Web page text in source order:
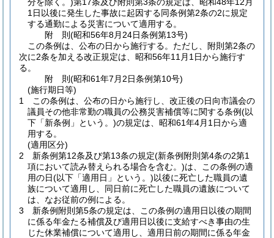
1日以後に発生した事故に起因する同条例第2条の2に規定
する通勤による災害について適用する。
附 則(昭和56年8月24日条例第13号)
この条例は、公布の日から施行する。 ただし、附則第2条の
次に2条を加える改正規定は、昭和56年11月1日から施行す
る。
附 則(昭和61年7月2日条例第10号)
(施行期日等)
1
この条例は、公布の日から施行し、改正後の日向市議会の
議員その他非常勤の職員の公務災害補償等に関する条例(以
下「新条例」という。)の規定は、昭和61年4月1日から適
用する。
(適用区分)
2
新条例第12条及び第13条の規定(新条例附則第4条の2第1
項において読み替えられる場合を含む。)は、この条例の適
用の日(以下「適用日」という。)以後に死亡した職員の遺
族について適用し、同日前に死亡した職員の遺族について
は、なお従前の例による。
3
新条例附則第5条の規定は、この条例の適用日以後の期間
に係る年金たる補償及び適用日以後に支給すべき事由の生
じた休業補償について適用し、適用日前の期間に係る年金